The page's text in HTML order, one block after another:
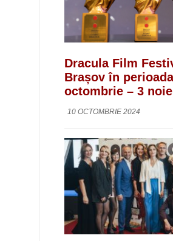
Dracula Film
Brașov în
octombrie – 3
10 OCTOMBRIE 2024